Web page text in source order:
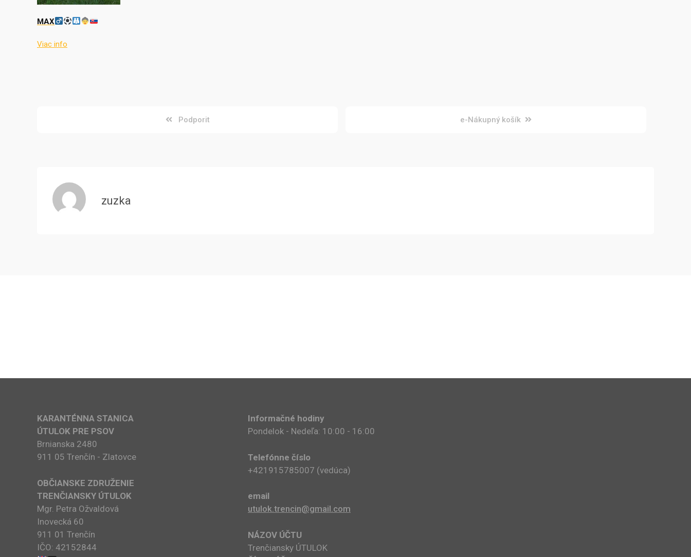
MAX
Viac info
Podporit e-Nákupný košík
zuzka
KARANTÉNNA STANICA
ÚTULOK PRE PSOV
Brnianska 2480
911 05 Trenčín - Zlatovce
OBČIANSKE ZDRUŽENIE
TRENČIANSKY ÚTULOK
Mgr. Petra Ožvaldová
Inovecká 60
911 01 Trenčín
IČO: 42152844
Informačné hodiny
Pondelok - Nedeľa: 10:00 - 16:00
Telefónne číslo
+421915785007​ (vedúca)
email
utulok.trencin@gmail.com
NÁZOV ÚČTU
Trenčiansky ÚTULOK